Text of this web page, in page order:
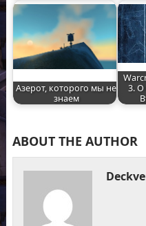
Азерот, которого мы не
знаем
3. О
ABOUT THE AUTHOR